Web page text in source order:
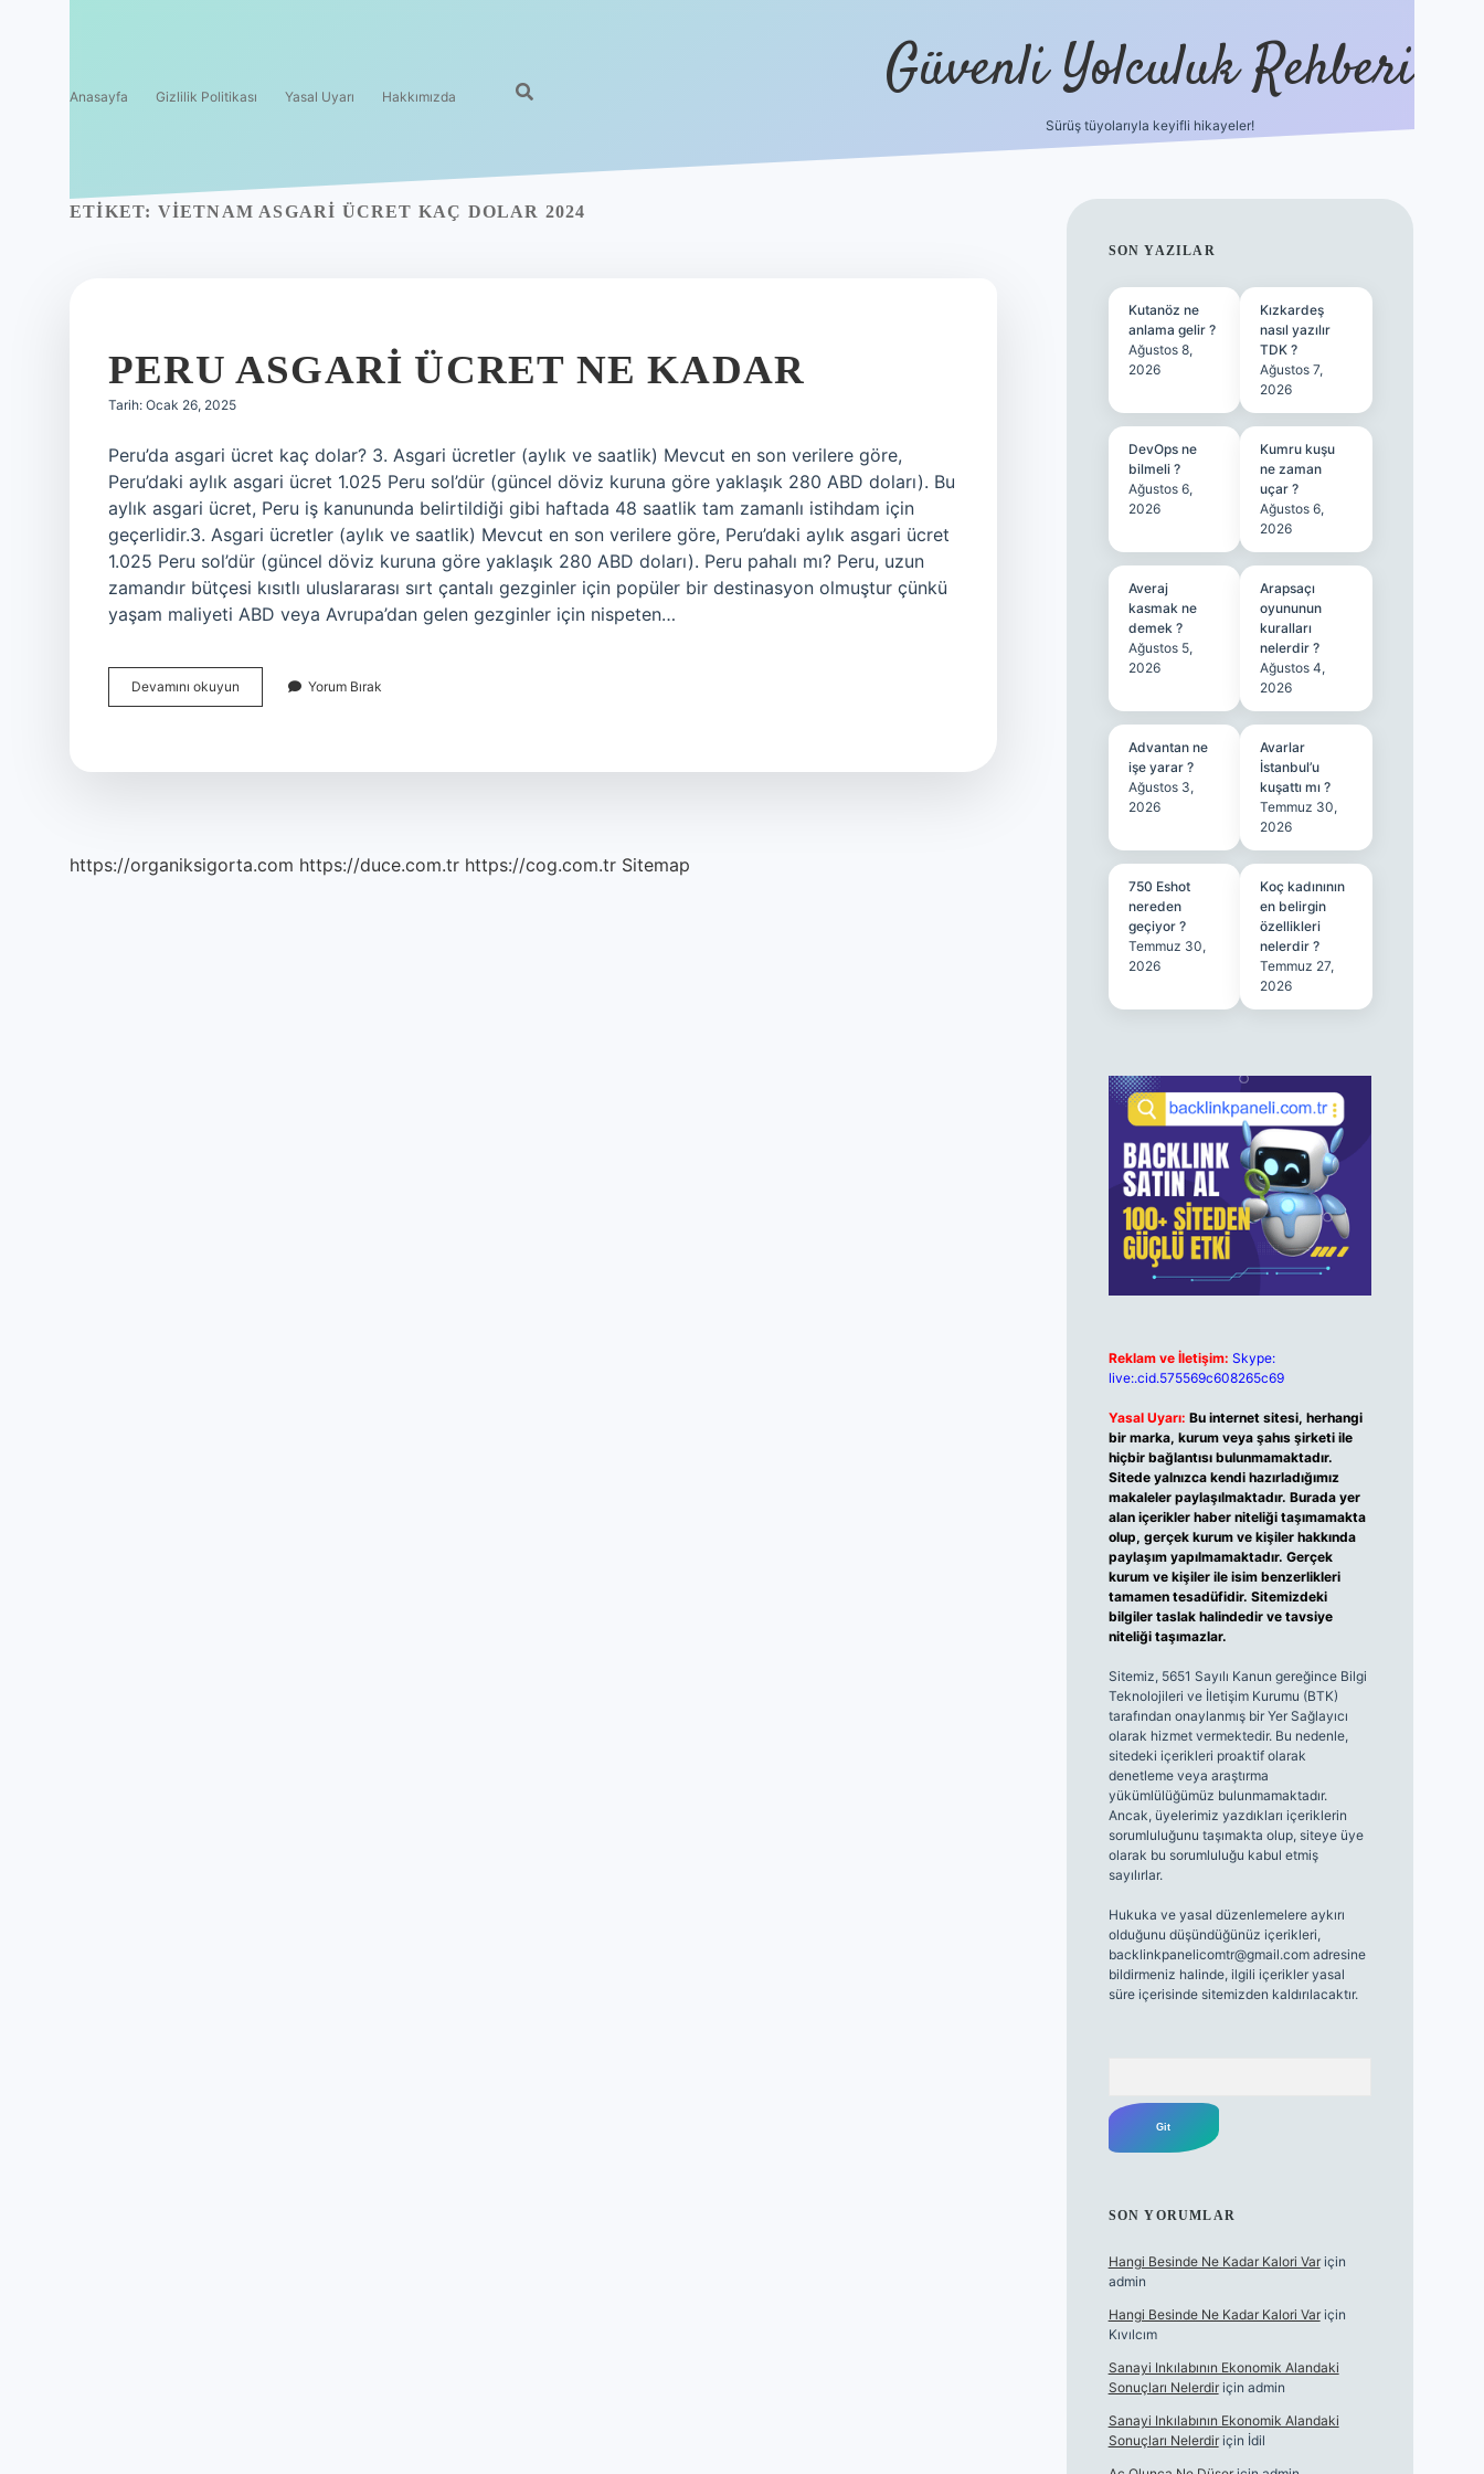
Anasayfa Gizlilik Politikası Yasal Uyarı Hakkımızda Güvenli Yolculuk Rehberi
Sürüş tüyolarıyla keyifli hikayeler!
ETIKET: VIETNAM ASGARI ÜCRET KAÇ DOLAR 2024
PERU ASGARI ÜCRET NE KADAR
Tarih: Ocak 26, 2025
Peru’da asgari ücret kaç dolar? 3. Asgari ücretler (aylık ve saatlik) Mevcut en son verilere göre,
Peru’daki aylık asgari ücret 1.025 Peru sol’dür (güncel döviz kuruna göre yaklaşık 280 ABD doları). Bu
aylık asgari ücret, Peru iş kanununda belirtildiği gibi haftada 48 saatlik tam zamanlı istihdam için
geçerlidir.3. Asgari ücretler (aylık ve saatlik) Mevcut en son verilere göre, Peru’daki aylık asgari ücret
1.025 Peru sol’dür (güncel döviz kuruna göre yaklaşık 280 ABD doları). Peru pahalı mı? Peru, uzun
zamandır bütçesi kısıtlı uluslararası sırt çantalı gezginler için popüler bir destinasyon olmuştur çünkü
yaşam maliyeti ABD veya Avrupa’dan gelen gezginler için nispeten…
Devamını okuyun
Asgari
Yorum Bırak
https://organiksigorta.com https://duce.com.tr https://cog.com.tr Sitemap
SIDEBAR
SON YAZILAR
Kutanöz ne
anlama gelir ?
Ağustos 8,
2026
Kızkardeş
nasıl yazılır
TDK ?
Ağustos 7,
2026
DevOps ne
bilmeli ?
Ağustos 6,
2026
Kumru kuşu
ne zaman
uçar ?
Ağustos 6,
2026
Averaj
kasmak ne
demek ?
Ağustos 5,
2026
Arapsaçı
oyununun
kuralları
nelerdir ?
Ağustos 4,
2026
Advantan ne
işe yarar ?
Ağustos 3,
2026
Avarlar
İstanbul’u
kuşattı mı ?
Temmuz 30,
2026
750 Eshot
nereden
geçiyor ?
Temmuz 30,
2026
Koç kadınının
en belirgin
özellikleri
nelerdir ?
Temmuz 27,
2026
Reklam ve İletişim: Skype:
live:.cid.575569c608265c69
Yasal Uyarı: Bu internet sitesi, herhangi
bir marka, kurum veya şahıs şirketi ile
hiçbir bağlantısı bulunmamaktadır.
Sitede yalnızca kendi hazırladığımız
makaleler paylaşılmaktadır. Burada yer
alan içerikler haber niteliği taşımamakta
olup, gerçek kurum ve kişiler hakkında
paylaşım yapılmamaktadır. Gerçek
kurum ve kişiler ile isim benzerlikleri
tamamen tesadüfidir. Sitemizdeki
bilgiler taslak halindedir ve tavsiye
niteliği taşımazlar.
Sitemiz, 5651 Sayılı Kanun gereğince Bilgi
Teknolojileri ve İletişim Kurumu (BTK)
tarafından onaylanmış bir Yer Sağlayıcı
olarak hizmet vermektedir. Bu nedenle,
sitedeki içerikleri proaktif olarak
denetleme veya araştırma
yükümlülüğümüz bulunmamaktadır.
Ancak, üyelerimiz yazdıkları içeriklerin
sorumluluğunu taşımakta olup, siteye üye
olarak bu sorumluluğu kabul etmiş
sayılırlar.
Hukuka ve yasal düzenlemelere aykırı
olduğunu düşündüğünüz içerikleri,
backlinkpanelicomtr@gmail.comadresine
bildirmeniz halinde, ilgili içerikler yasal
süre içerisinde sitemizden kaldırılacaktır.
SON YORUMLAR
Hangi Besinde Ne Kadar Kalori Variçin
admin
Hangi Besinde Ne Kadar Kalori Variçin
Kıvılcım
Sanayi Inkılabının Ekonomik Alandaki
Sonuçları Nelerdiriçin admin
Sanayi Inkılabının Ekonomik Alandaki
Sonuçları Nelerdiriçin İdil
grandoperabet